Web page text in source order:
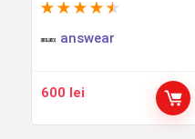
★ ★ ★ ★ ★
answear
600 lei